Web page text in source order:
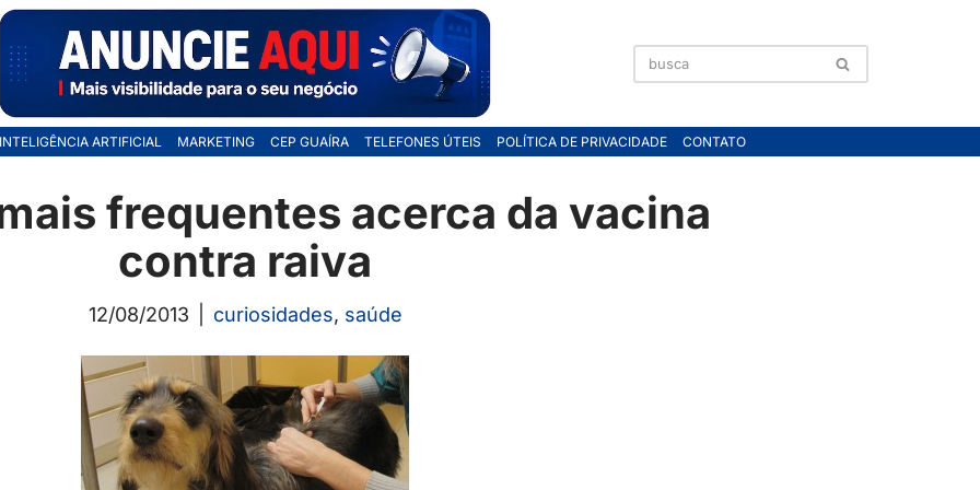
INTELIGÊNCIA ARTIFICIAL MARKETING CEP GUAÍRA TELEFONES ÚTEIS POLÍTICA DE PRIVACIDADE CONTATO
frequentes acerca da vacina
contra raiva
12/08/2013 curiosidades, saúde